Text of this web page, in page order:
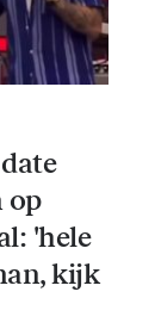
op
'hele
kijk